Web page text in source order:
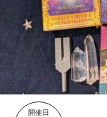
開催日